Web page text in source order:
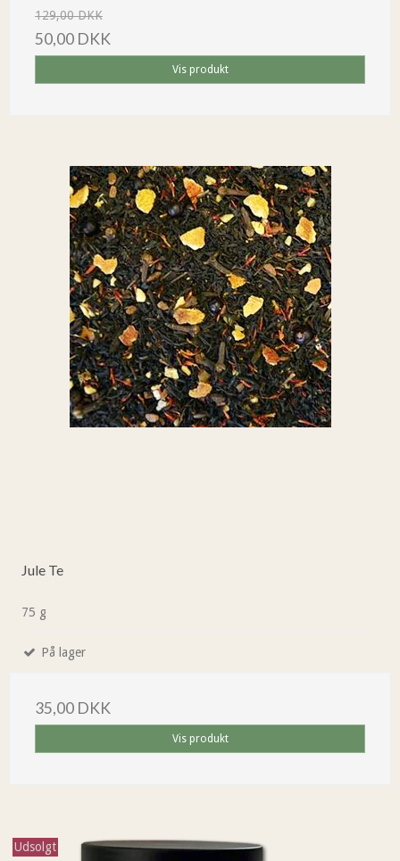
129,00 DKK
50,00 DKK
Vis produkt
Jule Te
75 g
På lager
35,00 DKK
Vis produkt
Udsolgt